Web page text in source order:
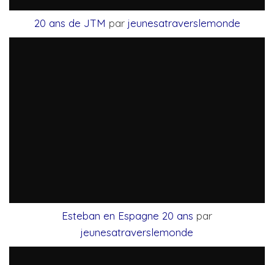
20 ans de JTM par jeunesatraverslemonde
Esteban en Espagne 20 ans par
jeunesatraverslemonde